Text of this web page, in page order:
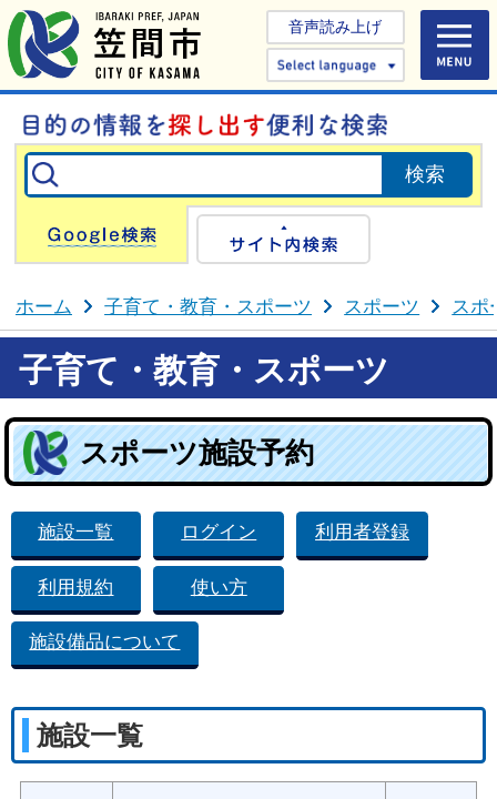
音声読み上げ
Select
Google検索
ホーム 子育て・教育・スポーツ スポーツ スポ
子育て・教育・スポーツ
スポーツ施設予約
施設一覧 ログイン 利用者登録
利用規約 使い方
施設備品について
施設一覧